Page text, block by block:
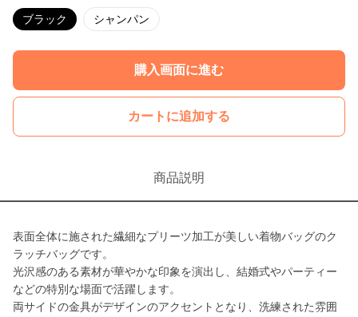
ブラック シャンパン
購入画面に進む
カートに追加する
商品説明
表面全体に施された繊細なプリーツ加工が美しい着物バッグのク
ラッチバッグです。
光沢感のある素材が華やかな印象を演出し、結婚式やパーティー
などの特別な場面で活躍します。
両サイドの金具がデザインのアクセントとなり、洗練された雰囲